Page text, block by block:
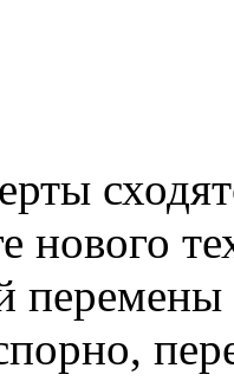
нового